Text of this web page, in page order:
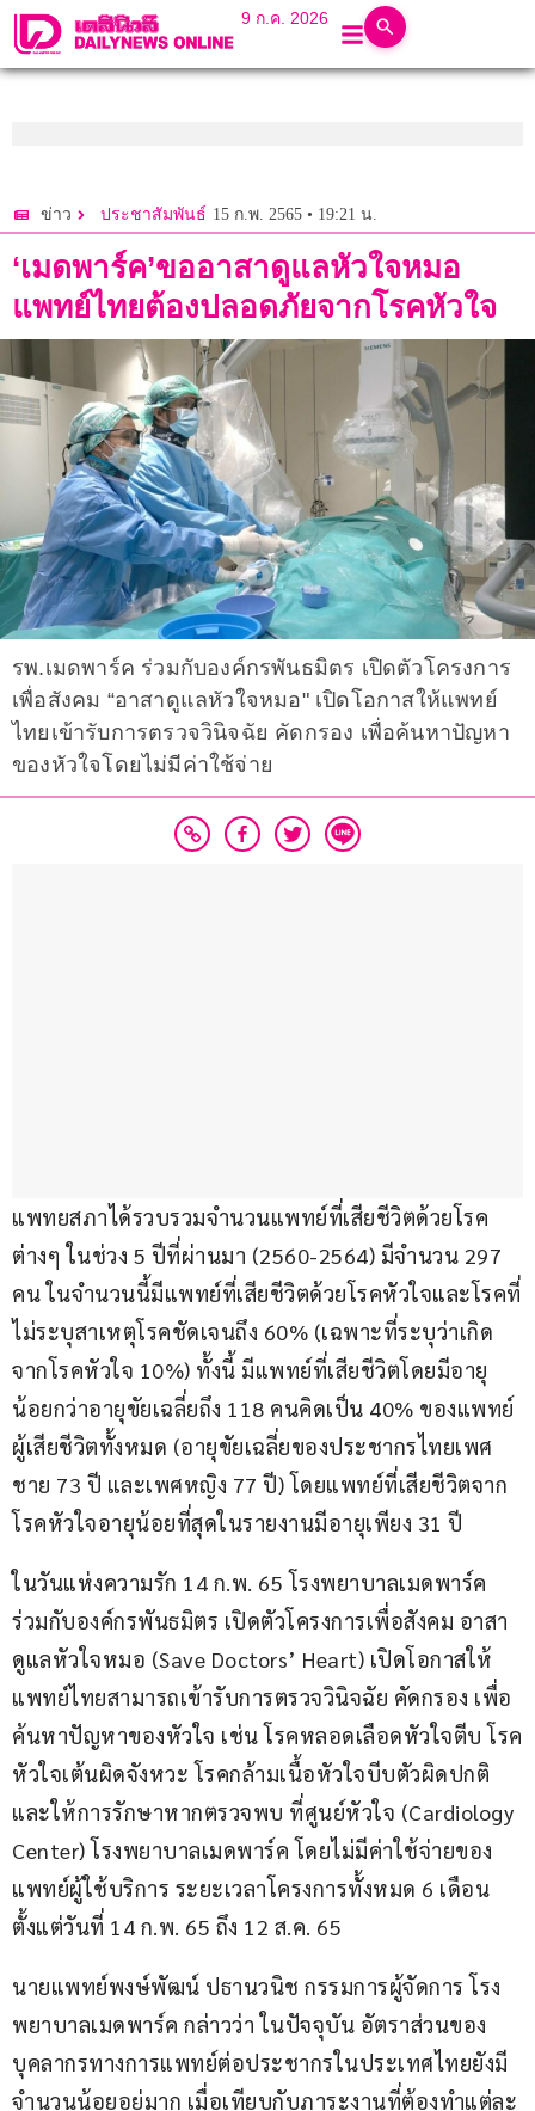
9 ก.ค. 2026
ข่าว ประชาสัมพันธ์ 15 ก.พ. 2565 • 19:21 น.
‘เมดพาร์ค’ขออาสาดูแลหัวใจหมอ
แพทย์ไทยต้องปลอดภัยจากโรคหัวใจ
รพ.เมดพาร์ค ร่วมกับองค์กรพันธมิตร เปิดตัวโครงการ
เพื่อสังคม “อาสาดูแลหัวใจหมอ" เปิดโอกาสให้แพทย์
ไทยเข้ารับการตรวจวินิจฉัย คัดกรอง เพื่อค้นหาปัญหา
ของหัวใจโดยไม่มีค่าใช้จ่าย
แพทยสภาได้รวบรวมจำนวนแพทย์ที่เสียชีวิตด้วยโรค
ต่างๆ ในช่วง 5 ปีที่ผ่านมา (2560-2564) มีจำนวน 297
คน ในจำนวนนี้มีแพทย์ที่เสียชีวิตด้วยโรคหัวใจและโรคที่
ไม่ระบุสาเหตุโรคชัดเจนถึง 60% (เฉพาะที่ระบุว่าเกิด
จากโรคหัวใจ 10%) ทั้งนี้ มีแพทย์ที่เสียชีวิตโดยมีอายุ
น้อยกว่าอายุขัยเฉลี่ยถึง 118 คนคิดเป็น 40% ของแพทย์
ผู้เสียชีวิตทั้งหมด (อายุขัยเฉลี่ยของประชากรไทยเพศ
ชาย 73 ปี และเพศหญิง 77 ปี) โดยแพทย์ที่เสียชีวิตจาก
โรคหัวใจ​อายุน้อยที่สุดในรายงานมีอายุเพียง 31 ปี
ในวันแห่งความรัก 14 ก.พ. 65 โรงพยาบาลเมดพาร์ค
ร่วมกับองค์กรพันธมิตร เปิดตัวโครงการเพื่อสังคม อาสา
ดูแลหัวใจหมอ (Save Doctors’ Heart) เปิดโอกาสให้
แพทย์ไทยสามารถเข้ารับการตรวจวินิจฉัย คัดกรอง เพื่อ
ค้นหาปัญหาของหัวใจ เช่น โรคหลอดเลือดหัวใจตีบ โรค
หัวใจเต้นผิดจังหวะ โรคกล้ามเนื้อหัวใจบีบตัวผิดปกติ
และให้การรักษาหากตรวจพบ ที่ศูนย์หัวใจ (Cardiology
Center) โรงพยาบาลเมดพาร์ค โดยไม่มีค่าใช้จ่ายของ
แพทย์ผู้ใช้บริการ ระยะเวลาโครงการทั้งหมด 6 เดือน
ตั้งแต่วันที่ 14 ก.พ. 65 ถึง 12 ส.ค. 65
นายแพทย์พงษ์พัฒน์ ปธานวนิช กรรมการผู้จัดการ โรง
พยาบาลเมดพาร์ค กล่าวว่า ในปัจจุบัน อัตราส่วนของ
บุคลากรทางการแพทย์ต่อประชากรในประเทศไทยยังมี
จำนวนน้อยอยู่มาก เมื่อเทียบกับภาระงานที่ต้องทำแต่ละ